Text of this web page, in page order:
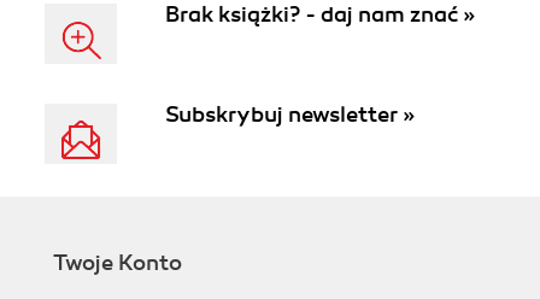
Brak książki? - daj nam znać »
Subskrybuj newsletter »
Twoje Konto